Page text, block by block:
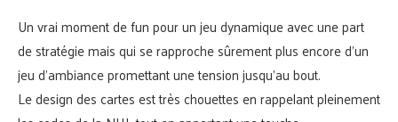
Un vrai moment de fun pour un jeu dynamique avec une part
de stratégie mais qui se rapproche sûrement plus encore d’un
jeu d’ambiance promettant une tension jusqu’au bout.
Le design des cartes est très chouettes en rappelant pleinement